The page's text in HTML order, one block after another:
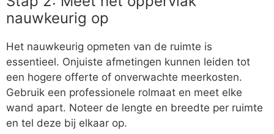
nauwkeurig op
Het nauwkeurig opmeten van de ruimte is
essentieel. Onjuiste afmetingen kunnen leiden tot
een hogere offerte of onverwachte meerkosten.
Gebruik een professionele rolmaat en meet elke
wand apart. Noteer de lengte en breedte per ruimte
en tel deze bij elkaar op.